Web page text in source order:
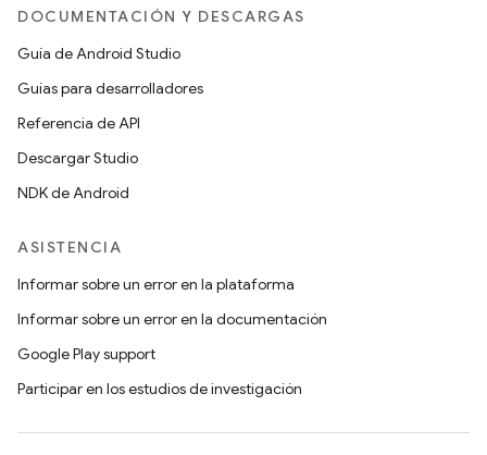
DOCUMENTACIÓN Y DESCARGAS
Guía de Android Studio
Guías para desarrolladores
Referencia de API
Descargar Studio
NDK de Android
ASISTENCIA
Informar sobre un error en la plataforma
Informar sobre un error en la documentación
Google Play support
Participar en los estudios de investigación